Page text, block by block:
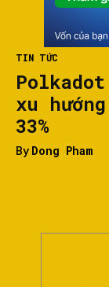
TIN TỨC
xu
33%
By Dong Pham